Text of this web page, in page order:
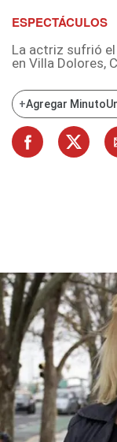
ESPECTÁCULOS
La actriz sufrió
en Villa Dolores,
+Agregar